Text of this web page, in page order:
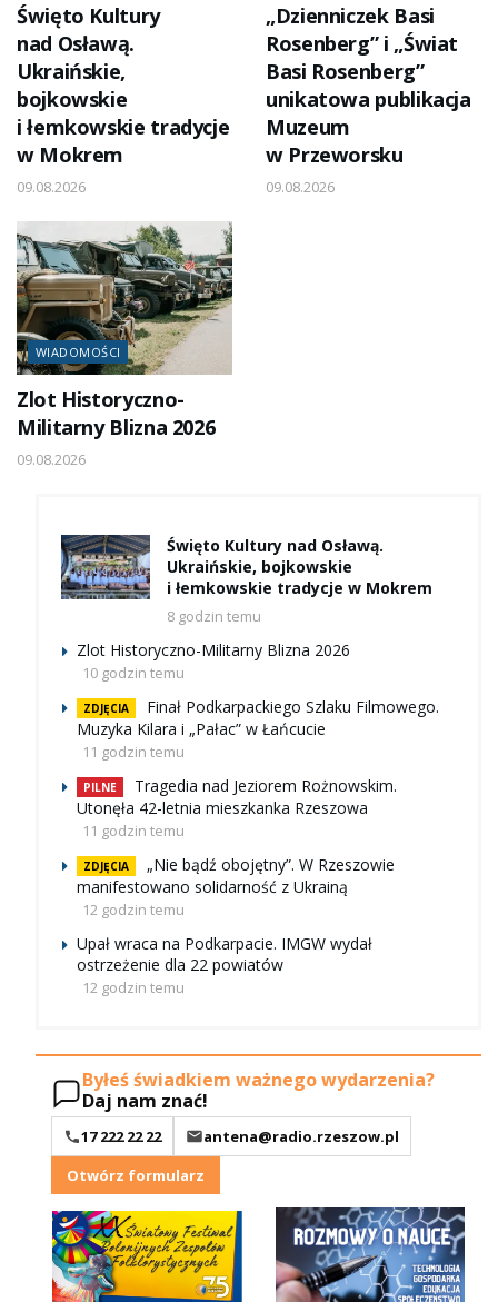
Święto Kultury
nad Osławą.
Ukraińskie,
bojkowskie
i łemkowskie tradycje
w Mokrem
09.08.2026
„Dzienniczek Basi
Rosenberg” i „Świat
Basi Rosenberg”
unikatowa publikacja
Muzeum
w Przeworsku
09.08.2026
WIADOMOŚCI
Zlot Historyczno-
Militarny Blizna 2026
09.08.2026
Święto Kultury nad Osławą.
Ukraińskie, bojkowskie
i łemkowskie tradycje w Mokrem
8 godzin temu
Zlot Historyczno-Militarny Blizna 2026
10 godzin temu
ZDJĘCIA
Finał Podkarpackiego Szlaku Filmowego.
Muzyka Kilara i „Pałac” w Łańcucie
11 godzin temu
PILNE
Tragedia nad Jeziorem Rożnowskim.
Utonęła 42-letnia mieszkanka Rzeszowa
11 godzin temu
ZDJĘCIA
„Nie bądź obojętny”. W Rzeszowie
manifestowano solidarność z Ukrainą
12 godzin temu
Upał wraca na Podkarpacie. IMGW wydał
ostrzeżenie dla 22 powiatów
12 godzin temu
Byłeś świadkiem ważnego wydarzenia?
Daj nam znać!
17 222 22 22
antena@radio.rzeszow.pl
Otwórz formularz